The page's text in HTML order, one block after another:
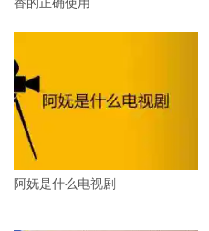
阿妩是什么电视剧